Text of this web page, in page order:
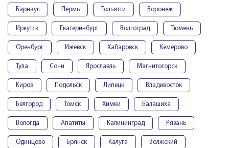
Барнаул Пермь Тольятти Воронеж
Иркутск Екатеринбург Волгоград Тюмень
Оренбург Ижевск Хабаровск Кемерово
Тула Сочи Ярославль Магнитогорск
Киров Подольск Липецк Владивосток
Белгород Томск Химки Балашиха
Вологда Апатиты Калининград Рязань
Одинцово Брянск Калуга Волжский